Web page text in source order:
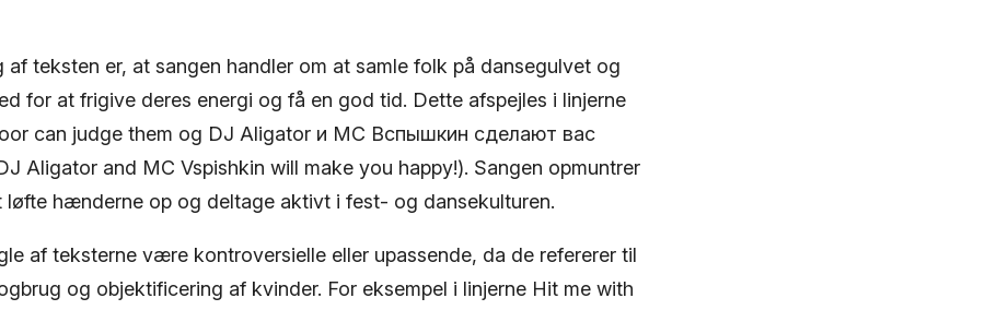
af teksten er, at sangen handler om at samle folk på dansegulvet og
for at frigive deres energi og få en god tid. Dette afspejles i linjerne
can judge them og DJ Aligator и MC Вспышкин сделают вас
Aligator and MC Vspishkin will make you happy!). Sangen opmuntrer
løfte hænderne op og deltage aktivt i fest- og dansekulturen.
af teksterne være kontroversielle eller upassende, da de refererer til
og objektificering af kvinder. For eksempel i linjerne Hit me with